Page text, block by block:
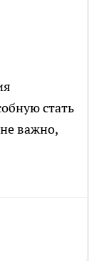
стать
важно,